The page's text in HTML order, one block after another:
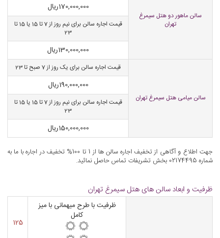
سالن ماهور دو هتل سیمرغ
تهران
170,000,000ریال
قیمت اجاره سالن برای نیم روز از 7 تا 15 یا 15 تا
23
130,000,000ریال
سالن میامی هتل سیمرغ تهران
قیمت اجاره سالن برای یک روز از 7 صبح تا 23
190,000,000ریال
قیمت اجاره سالن برای نیم روز از 7 تا 15 یا 15 تا
23
150,000,000ریال
جهت اطلاع و آگاهی از تخفیف اجاره سالن ها از 1 تا 100% تخفیف در اجاره با ما به
شماره 02174495 بخش تشریفات تماس حاصل نمائید.
ظرفیت و ابعاد سالن های هتل سیمرغ تهران
ظرفیت با طرح میهمانی با میز
کامل
125